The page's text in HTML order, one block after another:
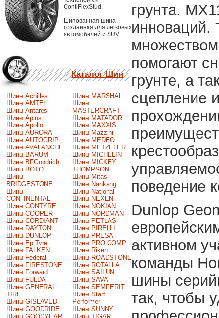
ContiFlexStud.
Шипованная шина
созданная для легковых
автомобилей и SUV.
Каталог Шин
Шины Achilles
Шины AMTEL
Шины Antares
Шины Aplus
Шины Apollo
Шины AURORA
Шины AUTOGRIP
Шины AVALANCHE
Шины BARUM
Шины BFGoodrich
Шины BOTO
Шины
BRIDGESTONE
Шины
CONTINENTAL
Шины CONTYRE
Шины COOPER
Шины CORDIANT
Шины DAYTON
Шины DUNLOP
Шины Ep Tyre
Шины FALKEN
Шины Federal
Шины FIRESTONE
Шины Forward
Шины FULDA
Шины GENERAL
TIRE
Шины GISLAVED
Шины GOODRIDE
Шины GOODYEAR
Шины MARSHAL
Шины
MASTERCRAFT
Шины MATADOR
Шины MAXXIS
Шины Mazzini
Шины MEDEO
Шины METZELER
Шины MICHELIN
Шины MICKEY
THOMPSON
Шины Mitas
Шины Nankang
Шины National
Шины NEXEN
Шины NOKIAN
Шины NORDMAN
Шины PETLAS
Шины PIRELLI
Шины PRESA
Шины PRO COMP
Шины Riken
Шины ROADSTONE
Шины ROTALLA
Шины SAILUN
Шины SAVA
Шины SEMPERIT
Шины Start
Performer
Шины SUNNY
Шины TIGAR
грунта.
инноваций.
помогают
грунте, а
сцепление
поведение
Dunlop
активном
команды
шины
так, чтобы